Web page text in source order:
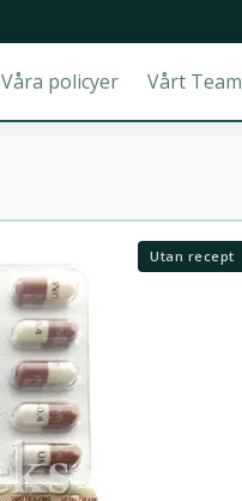
Våra policyer Vårt Team
Utan recept